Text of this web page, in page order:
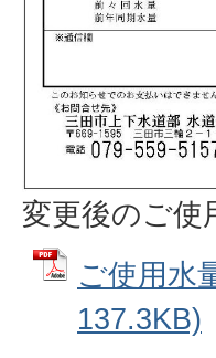
変更後のご使
ご使用水
137.3KB)